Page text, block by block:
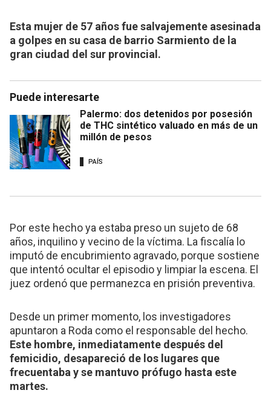
Esta mujer de 57 años fue salvajemente asesinada
a golpes en su casa de barrio Sarmiento de la
gran ciudad del sur provincial.
Puede interesarte
Palermo: dos detenidos por posesión
de THC sintético valuado en más de un
millón de pesos
PAÍS
Por este hecho ya estaba preso un sujeto de 68
años, inquilino y vecino de la víctima. La fiscalía lo
imputó de encubrimiento agravado, porque sostiene
que intentó ocultar el episodio y limpiar la escena. El
juez ordenó que permanezca en prisión preventiva.
Desde un primer momento, los investigadores
apuntaron a Roda como el responsable del hecho.
Este hombre, inmediatamente después del
femicidio, desapareció de los lugares que
frecuentaba y se mantuvo prófugo hasta este
martes.